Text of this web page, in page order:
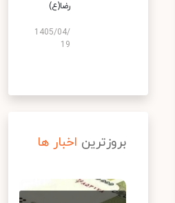
رضا(ع)
1405/04/
19
بروزترین اخبار ها